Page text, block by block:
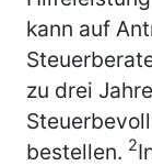
kann auf
zu drei
bestellen. 2